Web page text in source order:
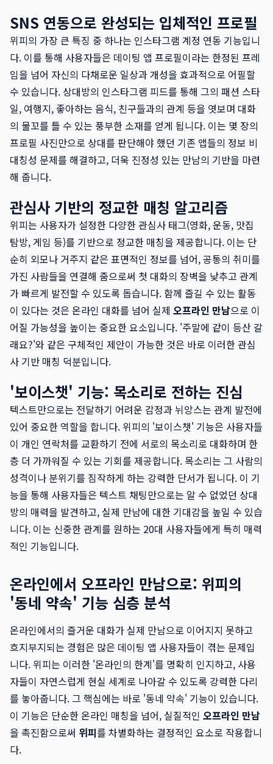
SNS 연동으로 완성되는 입체적인 프로필
위피의 가장 큰 특징 중 하나는 인스타그램 계정 연동 기능입니
다. 이를 통해 사용자들은 데이팅 앱 프로필이라는 한정된 프레
임을 넘어 자신의 다채로운 일상과 개성을 효과적으로 어필할
수 있습니다. 상대방의 인스타그램 피드를 통해 그의 패션 스타
일, 여행지, 좋아하는 음식, 친구들과의 관계 등을 엿보며 대화
의 물꼬를 틀 수 있는 풍부한 소재를 얻게 됩니다. 이는 몇 장의
프로필 사진만으로 상대를 판단해야 했던 기존 앱들의 정보 비
대칭성 문제를 해결하고, 더욱 진정성 있는 만남의 기반을 마련
해 줍니다.
관심사 기반의 정교한 매칭 알고리즘
위피는 사용자가 설정한 다양한 관심사 태그(영화, 운동, 맛집
탐방, 게임 등)를 기반으로 정교한 매칭을 제공합니다. 이는 단
순히 외모나 거주지 같은 표면적인 정보를 넘어, 공통의 취미를
가진 사람들을 연결해 줌으로써 첫 대화의 장벽을 낮추고 관계
가 빠르게 발전할 수 있도록 돕습니다. 함께 즐길 수 있는 활동
이 있다는 것은 온라인 대화를 넘어 실제 오프라인 만남으로 이
어질 가능성을 높이는 중요한 요소입니다. '주말에 같이 등산 갈
래요?'와 같은 구체적인 제안이 가능한 것은 바로 이러한 관심
사 기반 매칭 덕분입니다.
'보이스챗' 기능: 목소리로 전하는 진심
텍스트만으로는 전달하기 어려운 감정과 뉘앙스는 관계 발전에
있어 중요한 역할을 합니다. 위피의 '보이스챗' 기능은 사용자들
이 개인 연락처를 교환하기 전에 서로의 목소리로 대화하며 한
층 더 가까워질 수 있는 기회를 제공합니다. 목소리는 그 사람의
성격이나 분위기를 짐작하게 하는 강력한 단서가 됩니다. 이 기
능을 통해 사용자들은 텍스트 채팅만으로는 알 수 없었던 상대
방의 매력을 발견하고, 실제 만남에 대한 기대감을 높일 수 있습
니다. 이는 신중한 관계를 원하는 20대 사용자들에게 특히 매력
적인 기능입니다.
온라인에서 오프라인 만남으로: 위피의
'동네 약속' 기능 심층 분석
온라인에서의 즐거운 대화가 실제 만남으로 이어지지 못하고
흐지부지되는 경험은 많은 데이팅 앱 사용자들이 겪는 문제입
니다. 위피는 이러한 '온라인의 한계'를 명확히 인지하고, 사용
자들이 자연스럽게 현실 세계로 나아갈 수 있도록 강력한 다리
를 놓아줍니다. 그 핵심에는 바로 '동네 약속' 기능이 있습니다.
이 기능은 단순한 온라인 매칭을 넘어, 실질적인 오프라인 만남
을 촉진함으로써 위피를 차별화하는 결정적인 요소로 작용합니
다.